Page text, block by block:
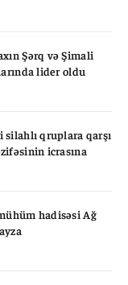
Şərq və Şimali
lider oldu
qruplara qarşı
icrasına
hadisəsi Ağ